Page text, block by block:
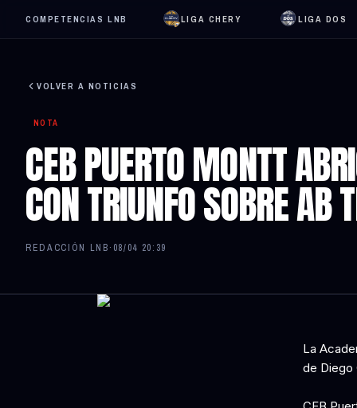
COMPETENCIAS LNB LIGA CHERY LIGA DOS
VOLVER A NOTICIAS
NOTA
CEB PUERTO MONTT
CON TRIUNFO SOBRE AB
REDACCIÓN LNB· 08/04 20:39
La
de Diego